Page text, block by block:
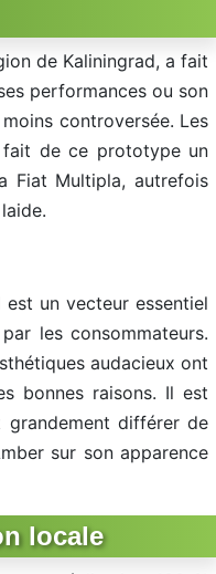
de Kaliningrad, a fait
performances ou son
controversée. Les
fait de ce prototype un
Fiat Multipla, autrefois
est un vecteur essentiel
les consommateurs.
audacieux ont
bonnes raisons. Il est
grandement différer de
sur son apparence
locale